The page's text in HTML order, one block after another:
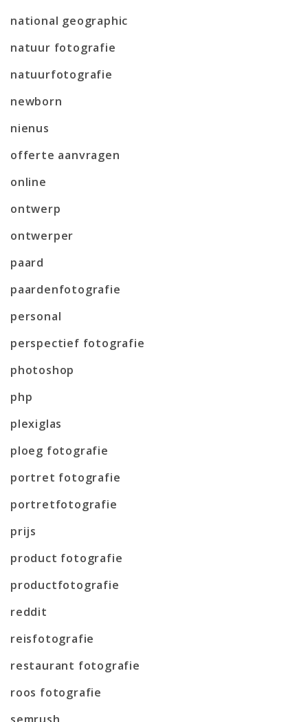
national geographic
natuur fotografie
natuurfotografie
newborn
nienus
offerte aanvragen
online
ontwerp
ontwerper
paard
paardenfotografie
personal
perspectief fotografie
photoshop
php
plexiglas
ploeg fotografie
portret fotografie
portretfotografie
prijs
product fotografie
productfotografie
reddit
reisfotografie
restaurant fotografie
roos fotografie